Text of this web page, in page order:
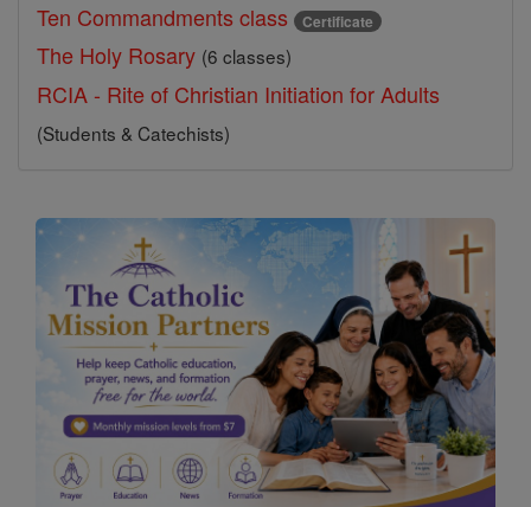
Ten Commandments class Certificate
The Holy Rosary (6 classes)
RCIA - Rite of Christian Initiation for Adults
(Students & Catechists)